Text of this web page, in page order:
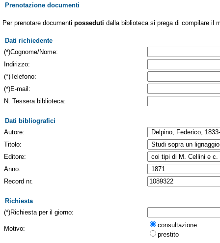
Prenotazione documenti
Per prenotare documenti posseduti dalla biblioteca si prega di compilare il
Dati richiedente
(*)Cognome/Nome:
Indirizzo:
(*)Telefono:
(*)E-mail:
N. Tessera biblioteca:
Dati bibliografici
Autore:
Titolo:
Editore:
Anno:
Record nr.
Richiesta
(*)Richiesta per il giorno:
Motivo:
consultazione
prestito